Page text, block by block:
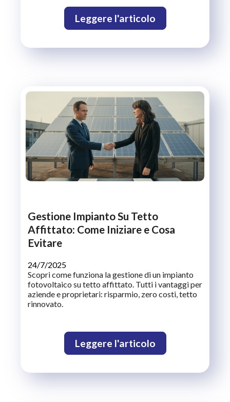
Leggere l'articolo
Gestione Impianto Su Tetto
Affittato: Come Iniziare e Cosa
Evitare
24/7/2025
Scopri come funziona la gestione di un impianto
fotovoltaico su tetto affittato. Tutti i vantaggi per
aziende e proprietari: risparmio, zero costi, tetto
rinnovato.
Leggere l'articolo